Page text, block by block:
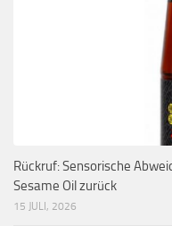
Rückruf: Sensorische
Sesame Oil zurück
15 JULI, 2026